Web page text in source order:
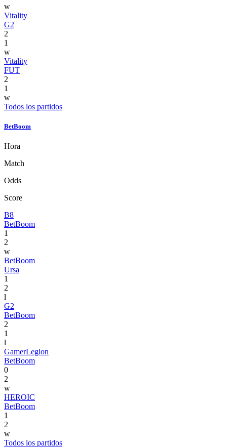
w
Vitality
G2
2
1
w
Vitality
FUT
2
1
w
Todos los partidos
BetBoom
Hora
Match
Odds
Score
B8
BetBoom
1
2
w
BetBoom
Ursa
1
2
l
G2
BetBoom
2
1
l
GamerLegion
BetBoom
0
2
w
HEROIC
BetBoom
1
2
w
Todos los partidos